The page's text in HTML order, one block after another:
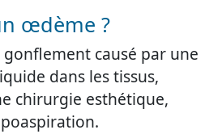
œdème ?
causé par une
dans les tissus,
chirurgie esthétique,